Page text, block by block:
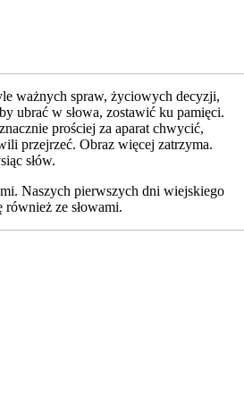
ważnych spraw, życiowych decyzji,
ubrać w słowa, zostawić ku pamięci.
prościej za aparat chwycić,
przejrzeć. Obraz więcej zatrzyma.
słów.
Naszych pierwszych dni wiejskiego
ze słowami.